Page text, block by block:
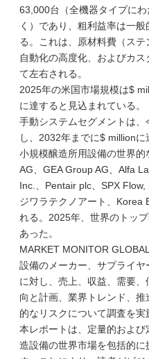
63,000台（全機器タイプに
く）であり、粗利益率は一
る。これは、原材料費（ステ
自動化の高度化、およびカ
て左右される。
2025年の米国市場規模は$
に達すると見込まれている。
手動システムセグメントは
し、2032年までに$ millionに
小規模醸造所用設備の世界
AG、GEA Group AG、Alfa
Inc.、Pentair plc、SPX
ジワラテクノアート、Korea
れる。2025年、世界のトッ
あった。
MARKET MONITOR
設備のメーカー、サプライ
に対し、売上、収益、需要
向と計画、業界トレンド、
的なリスクについて調査を実
本レポートは、定量的およ
造設備の世界市場を包括的